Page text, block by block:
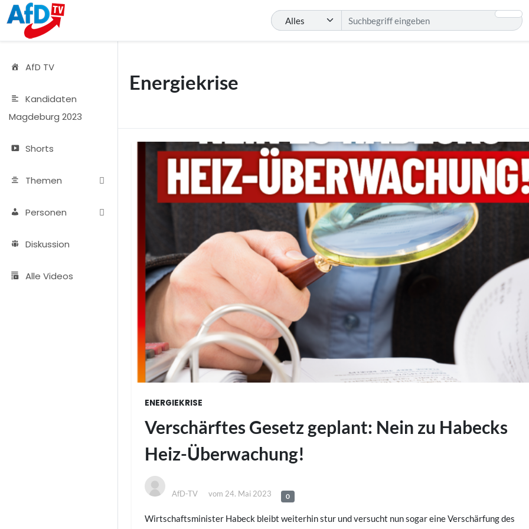
AfD TV
Kandidaten
Magdeburg 2023
Shorts
Themen
Personen
Diskussion
Alle Videos
Energiekrise
ENERGIEKRISE
Verschärftes Gesetz geplant: Nein zu Habecks
Heiz-Überwachung!
AfD-TV vom 24. Mai 2023 0
Wirtschaftsminister Habeck bleibt weiterhin stur und versucht nun sogar eine Verschärfung des